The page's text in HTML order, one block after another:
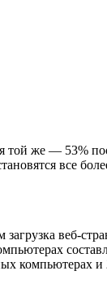
той же — 53%
все
веб-
компьютерах и